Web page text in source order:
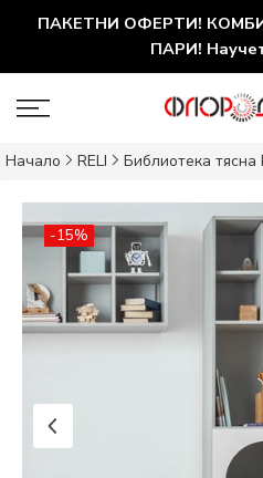
ПАКЕТНИ ОФЕРТИ!
ПАРИ!
Начало RELI Библиотека тясна
-15%